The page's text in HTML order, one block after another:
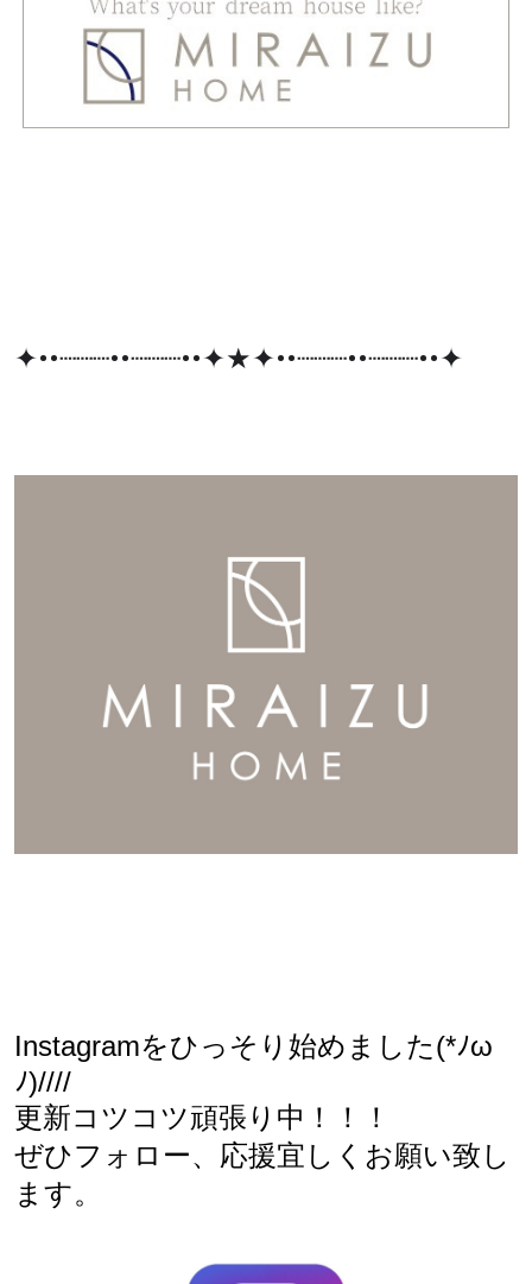
✦••┈┈┈••┈┈┈••✦★✦••┈┈┈••┈┈┈••✦
Instagramをひっそり始めました(*ﾉω
ﾉ)////
更新コツコツ頑張り中！！！
ぜひフォロー、応援宜しくお願い致し
ます。